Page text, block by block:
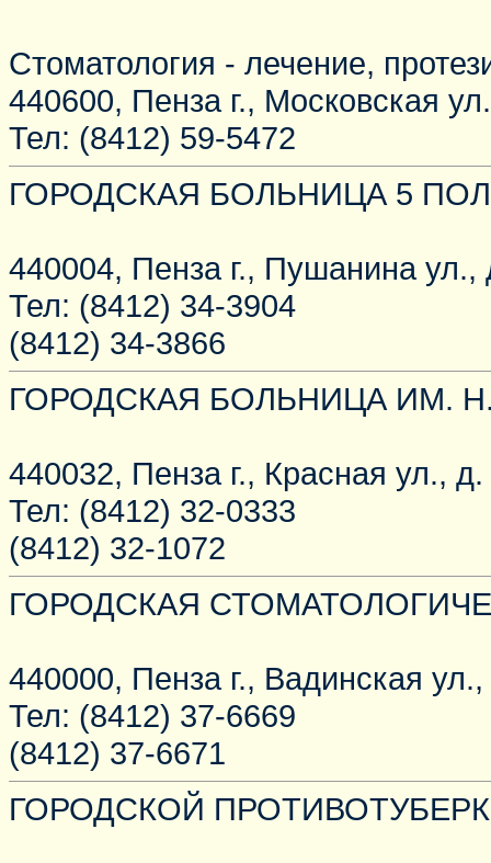
Стоматология - лечение,
440600, Пенза г., Московская
Тел: (8412) 59-5472
ГОРОДСКАЯ БОЛЬНИЦА 5
440004, Пенза г., Пушанина ул.,
Тел: (8412) 34-3904
(8412) 34-3866
ГОРОДСКАЯ БОЛЬНИЦА ИМ.
440032, Пенза г., Красная ул.,
Тел: (8412) 32-0333
(8412) 32-1072
ГОРОДСКАЯ
440000, Пенза г., Вадинская
Тел: (8412) 37-6669
(8412) 37-6671
ГОРОДСКОЙ